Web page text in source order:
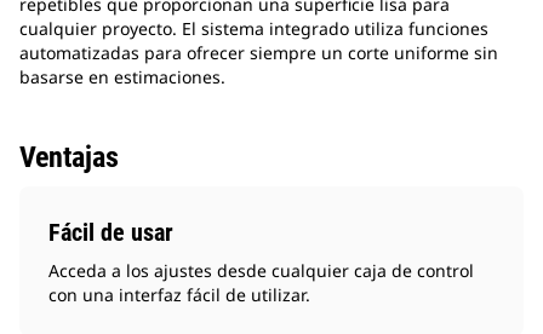
repetibles que proporcionan una superficie lisa para
cualquier proyecto. El sistema integrado utiliza funciones
automatizadas para ofrecer siempre un corte uniforme sin
basarse en estimaciones.
Ventajas
Fácil de usar
Acceda a los ajustes desde cualquier caja de control
con una interfaz fácil de utilizar.